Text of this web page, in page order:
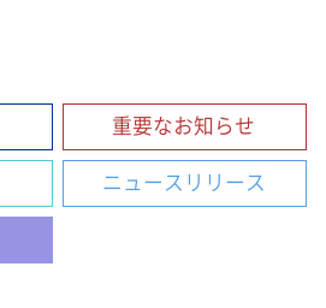
重要なお知らせ
ニュースリリース